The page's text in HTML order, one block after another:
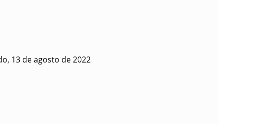
13 de agosto de 2022